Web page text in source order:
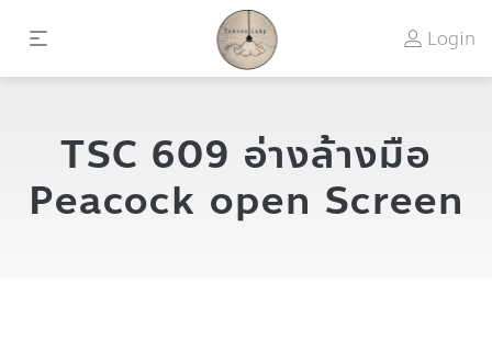
Login
TSC 609 อ่างล้างมือ
Peacock open Screen